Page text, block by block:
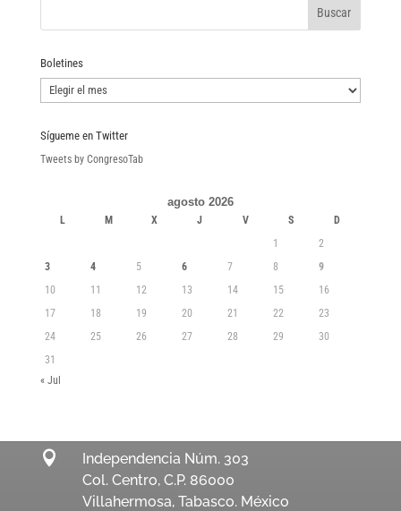
Boletines
Boletines
Sígueme en Twitter
Tweets by CongresoTab
agosto 2026
L M X J V S
D
1
2
3
4 5 6 7 8
9
10
11 12 13 14 15
16
17
18 19 20 21 22
23
24
25 26 27 28 29
30
31
« Jul

Independencia Núm. 303
Col. Centro, C.P. 86000
Villahermosa, Tabasco. México